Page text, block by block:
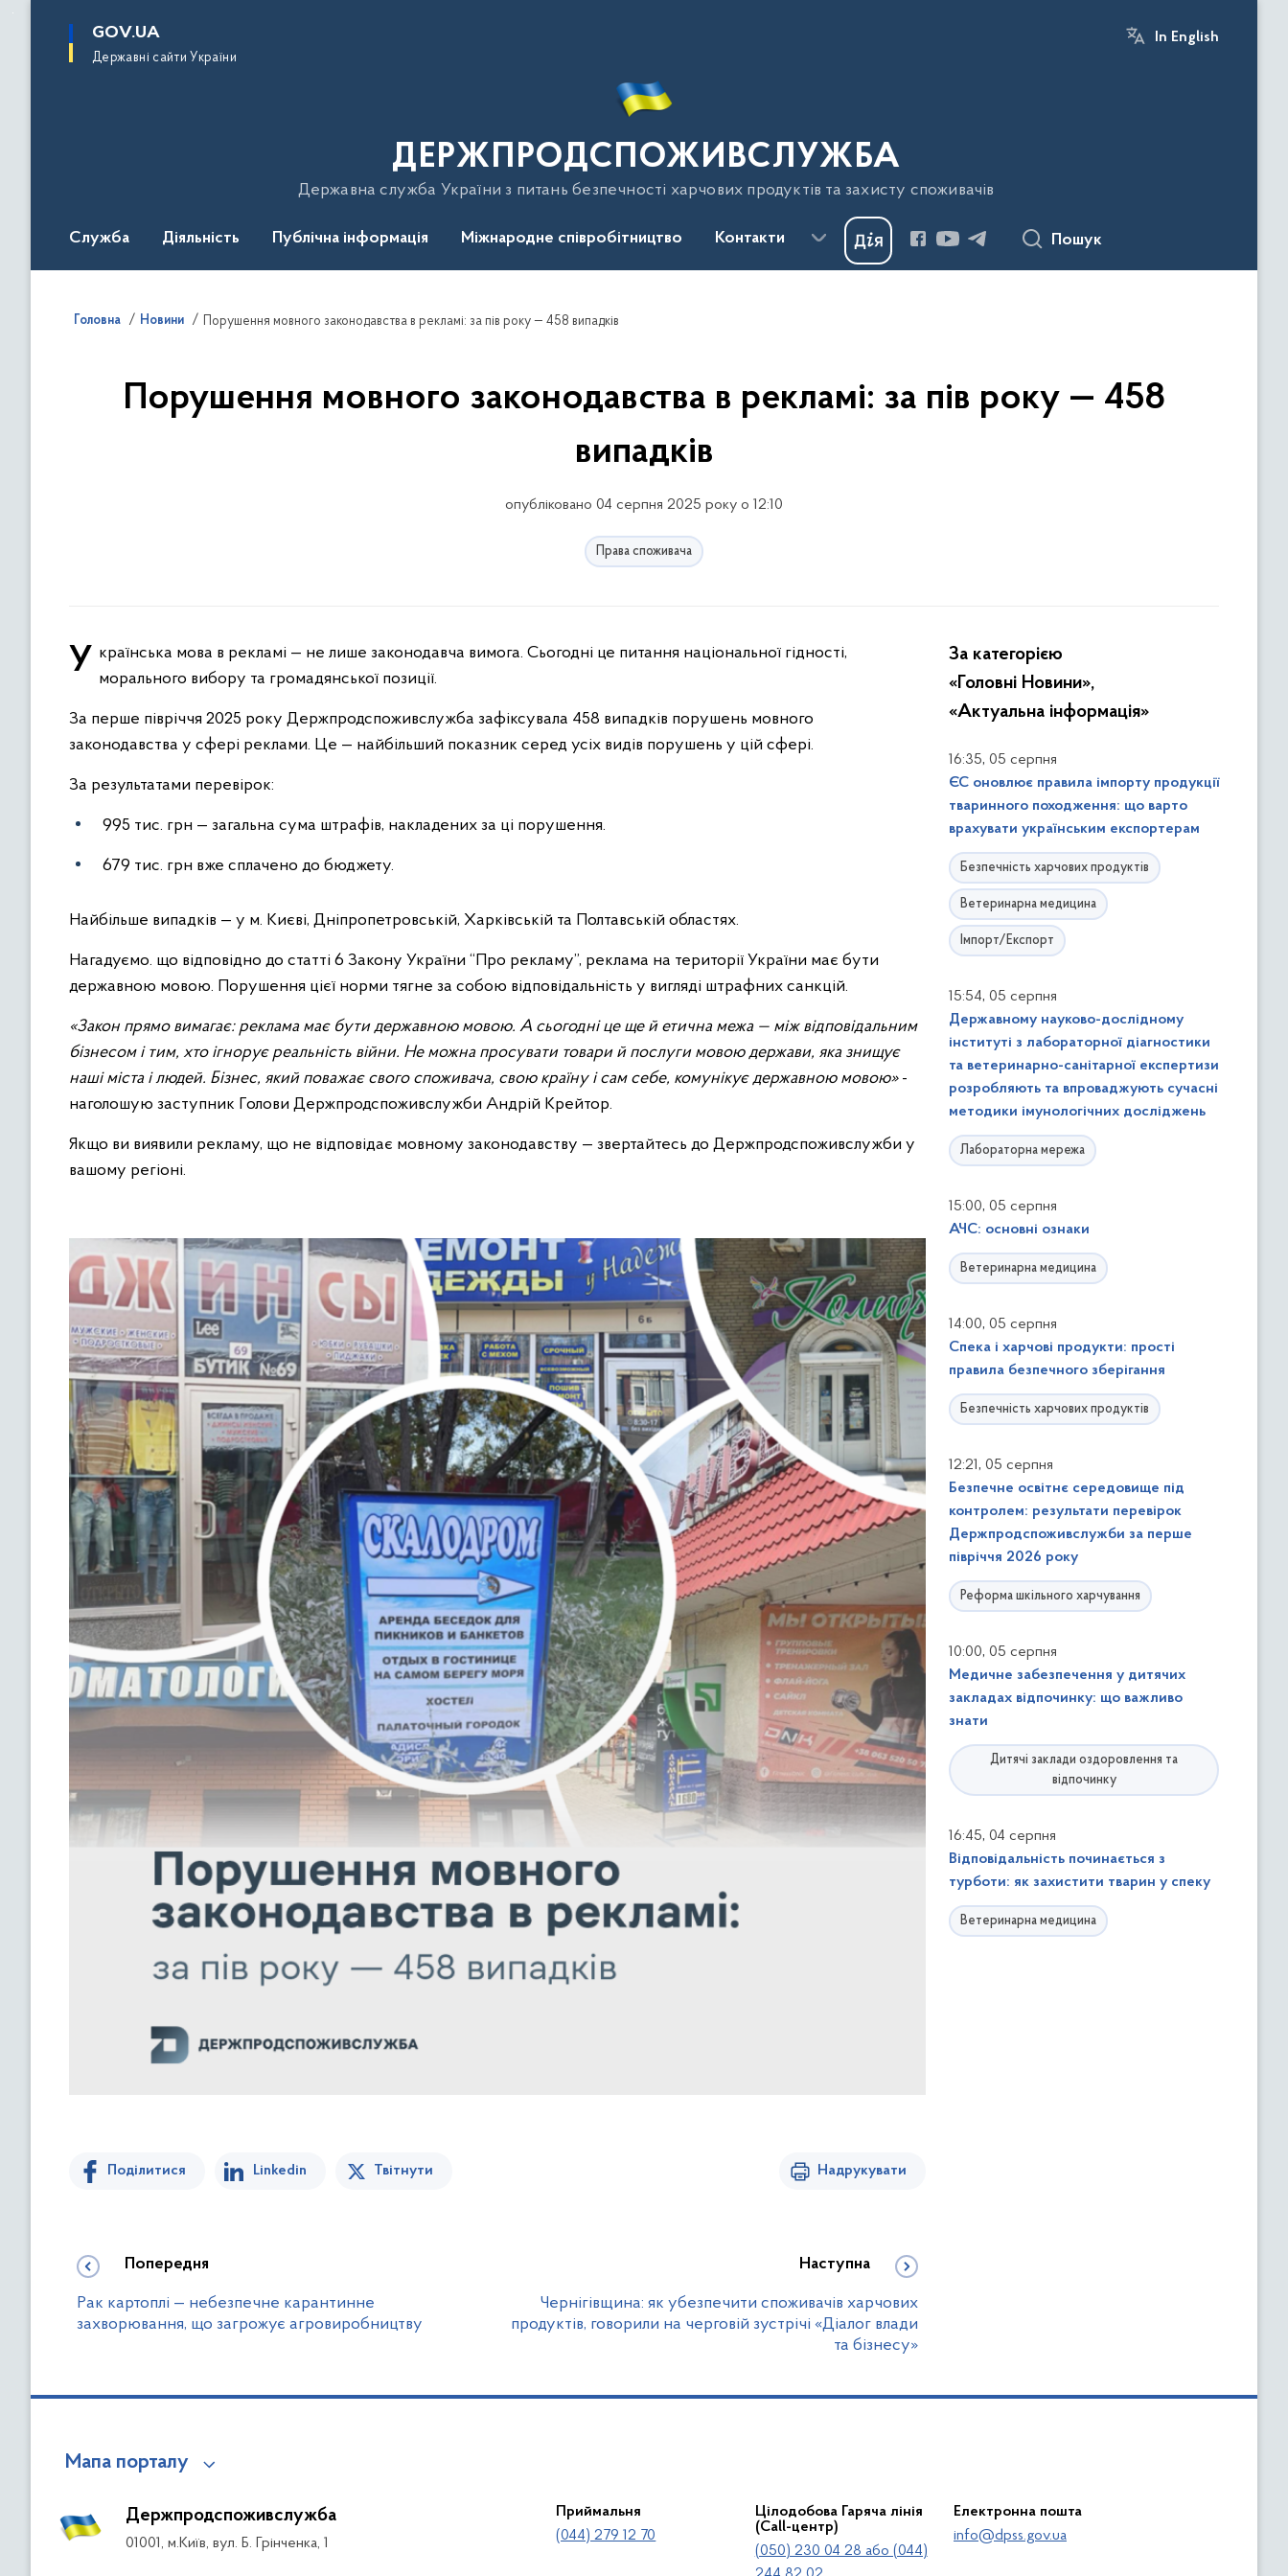
основного
GOV.UA
Державні сайти України
In English
ДЕРЖПРОДСПОЖИВСЛУЖБА
Державна служба України з питань безпечності харчових продуктів та захисту споживачів
Служба Діяльність Публічна інформація Міжнародне співробітництво Контакти Пошук
Головна Новини Порушення мовного законодавства в рекламі: за пів року — 458 випадків
Порушення мовного законодавства в рекламі: за пів року — 458
випадків
опубліковано 04 серпня 2025 року о 12:10
Права споживача
Українська мова в рекламі — не лише законодавча вимога. Сьогодні це питання національної гідності, морального вибору та громадянської позиції.
За перше півріччя 2025 року Держпродспоживслужба зафіксувала 458 випадків порушень мовного
законодавства у сфері реклами. Це — найбільший показник серед усіх видів порушень у цій сфері.
За результатами перевірок:
995 тис. грн — загальна сума штрафів, накладених за ці порушення.
679 тис. грн вже сплачено до бюджету.
Найбільше випадків — у м. Києві, Дніпропетровській, Харківській та Полтавській областях.
Нагадуємо. що відповідно до статті 6 Закону України “Про рекламу”, реклама на території України має бути
державною мовою. Порушення цієї норми тягне за собою відповідальність у вигляді штрафних санкцій.
«Закон прямо вимагає: реклама має бути державною мовою. А сьогодні це ще й етична межа — між відповідальним
бізнесом і тим, хто ігнорує реальність війни. Не можна просувати товари й послуги мовою держави, яка знищує
наші міста і людей. Бізнес, який поважає свого споживача, свою країну і сам себе, комунікує державною мовою»-
наголошую заступник Голови Держпродспоживслужби Андрій Крейтор.
Якщо ви виявили рекламу, що не відповідає мовному законодавству — звертайтесь до Держпродспоживслужби у
вашому регіоні.
Поділитися Linkedin Твітнути Надрукувати
Попередня
Рак картоплі — небезпечне карантинне
захворювання, що загрожує агровиробництву
Наступна
Чернігівщина: як убезпечити споживачів харчових
продуктів, говорили на черговій зустрічі «Діалог влади
та бізнесу»
За категорією
«Головні Новини»,
«Актуальна інформація»
16:35, 05 серпня
ЄС оновлює правила імпорту продукції
тваринного походження: що варто
врахувати українським експортерам
Безпечність харчових продуктів
Ветеринарна медицина
Імпорт/Експорт
15:54, 05 серпня
Державному науково-дослідному
інституті з лабораторної діагностики
та ветеринарно-санітарної експертизи
розробляють та впроваджують сучасні
методики імунологічних досліджень
Лабораторна мережа
15:00, 05 серпня
АЧС: основні ознаки
Ветеринарна медицина
14:00, 05 серпня
Спека і харчові продукти: прості
правила безпечного зберігання
Безпечність харчових продуктів
12:21, 05 серпня
Безпечне освітнє середовище під
контролем: результати перевірок
Держпродспоживслужби за перше
півріччя 2026 року
Реформа шкільного харчування
10:00, 05 серпня
Медичне забезпечення у дитячих
закладах відпочинку: що важливо
знати
Дитячі заклади оздоровлення та
відпочинку
16:45, 04 серпня
Відповідальність починається з
турботи: як захистити тварин у спеку
Ветеринарна медицина
Мапа порталу
Держпродспоживслужба
01001, м.Київ, вул. Б. Грінченка, 1
Приймальня
(044) 279 12 70
Цілодобова Гаряча лінія
(Call-центр)
(050) 230 04 28 або (044)
Електронна пошта
info@dpss.gov.ua